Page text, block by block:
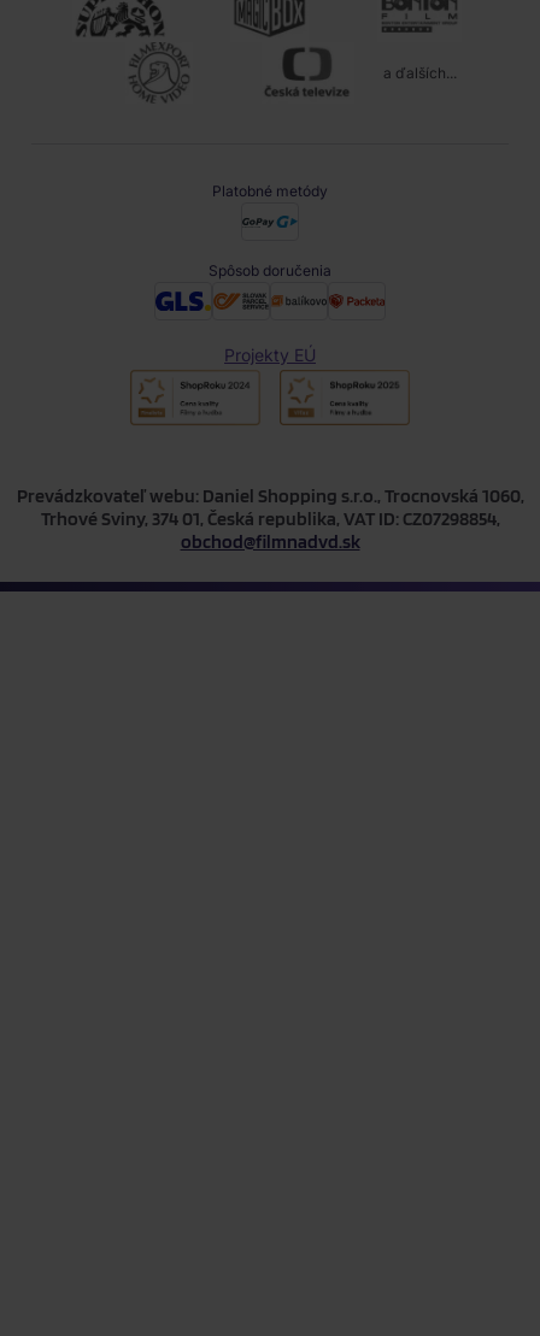
a ďalších...
Platobné metódy
Spôsob doručenia
Projekty EÚ
Prevádzkovateľ webu: Daniel Shopping s.r.o., Trocnovská 1060,
Trhové Sviny, 374 01, Česká republika, VAT ID: CZ07298854,
obchod@filmnadvd.sk